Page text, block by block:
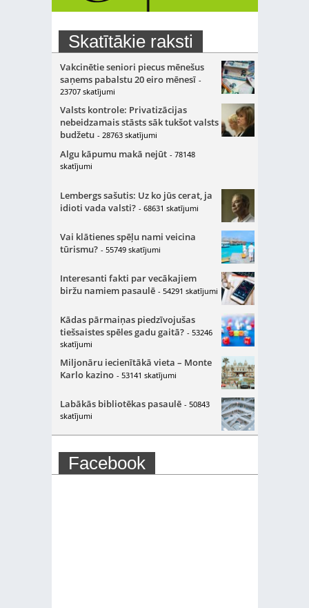
Skatītākie raksti
Vakcinētie seniori piecus mēnešus
saņems pabalstu 20 eiro mēnesī -
23707 skatījumi
Valsts kontrole: Privatizācijas
nebeidzamais stāsts sāk tukšot valsts
budžetu - 28763 skatījumi
Algu kāpumu makā nejūt - 78148
skatījumi
Lembergs sašutis: Uz ko jūs cerat, ja
idioti vada valsti? - 68631 skatījumi
Vai klātienes spēļu nami veicina
tūrismu? - 55749 skatījumi
Interesanti fakti par vecākajiem
biržu namiem pasaulē - 54291 skatījumi
Kādas pārmaiņas piedzīvojušas
tiešsaistes spēles gadu gaitā? - 53246
skatījumi
Miljonāru iecienītākā vieta – Monte
Karlo kazino - 53141 skatījumi
Labākās bibliotēkas pasaulē - 50843
skatījumi
Facebook